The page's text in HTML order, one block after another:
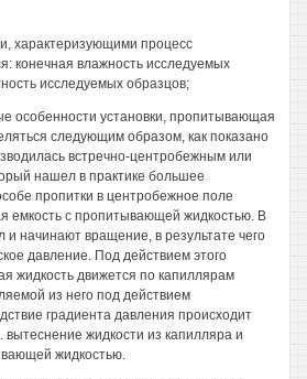
характеризующими процесс
конечная влажность исследуемых
исследуемых образцов;
особенности установки, пропитывающая
следующим образом, как показано
встречно-центробежным или
нашел в практике большее
пропитки в центробежное поле
емкость с пропитывающей жидкостью. В
и начинают вращение, в результате чего
давление. Под действием этого
жидкость движется по капиллярам
из него под действием
градиента давления происходит
вытеснение жидкости из капилляра и
жидкостью.